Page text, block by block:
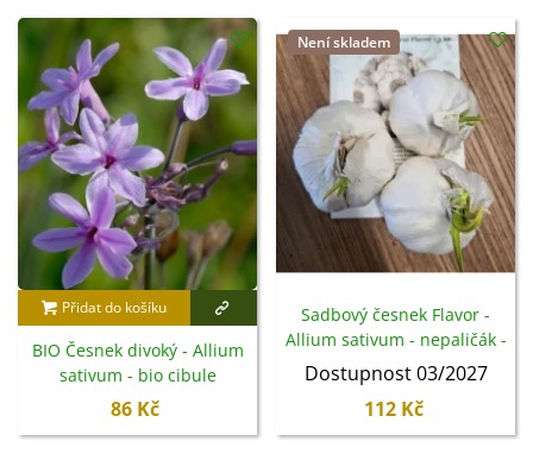
Přidat do košíku
BIO Česnek divoký - Allium
sativum - bio cibule
česneku - 1 ks
86 Kč
Není skladem
Sadbový česnek Flavor -
Allium sativum - nepaličák -
cibule česneku - 3 ks
Dostupnost 03/2027
112 Kč